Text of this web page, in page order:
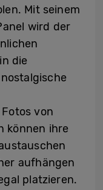
Mit seinem
wird der
die
von
können ihre
aufhängen
platzieren.